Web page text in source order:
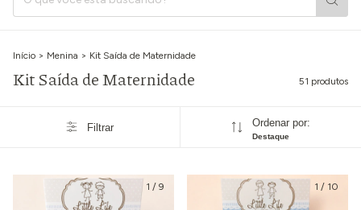
Início > Menina > Kit Saída de Maternidade
Kit Saída de Maternidade 51 produtos
Filtrar Ordenar por:
Destaque
1 / 9 1 / 10